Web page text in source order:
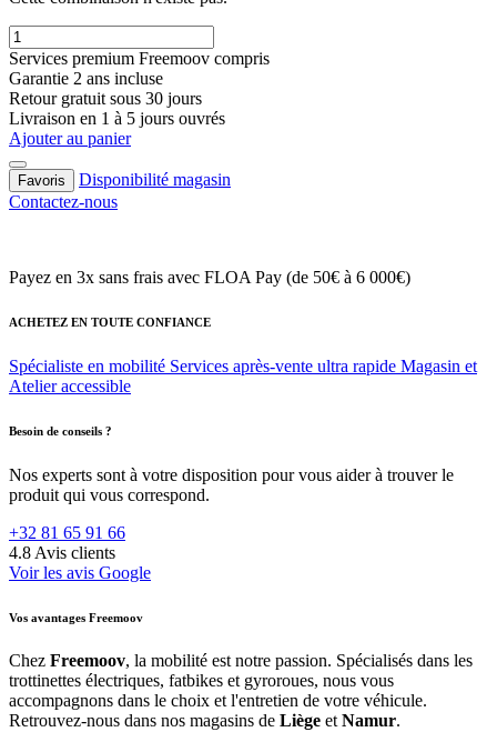
Services premium Freemoov compris
Garantie 2 ans incluse
Retour gratuit sous 30 jours
Livraison en 1 à 5 jours ouvrés
Ajouter au panier
Favoris
Disponibilité magasin
Contactez-nous
Payez en 3x sans frais avec FLOA Pay (de 50€ à 6 000€)
ACHETEZ EN TOUTE CONFIANCE
Spécialiste en mobilité Services après-vente ultra rapide Magasin et
Atelier accessible
Besoin de conseils ?
Nos experts sont à votre disposition pour vous aider à trouver le
produit qui vous correspond.
+32 81 65 91 66
4.8 Avis clients
Voir les avis Google
Vos avantages Freemoov
Chez Freemoov, la mobilité est notre passion. Spécialisés dans les
trottinettes électriques, fatbikes et gyroroues, nous vous
accompagnons dans le choix et l'entretien de votre véhicule.
Retrouvez-nous dans nos magasins de Liège etNamur.